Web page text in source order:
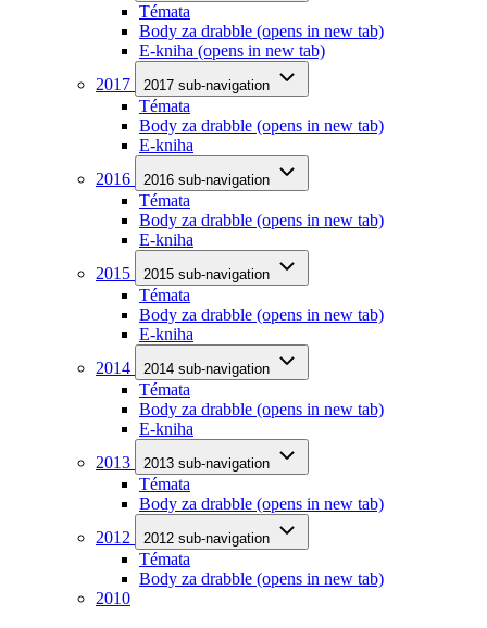
Témata
Body za drabble (opens in new tab)
E-kniha (opens in new tab)
2017
2017 sub-navigation
Témata
Body za drabble (opens in new tab)
E-kniha
2016
2016 sub-navigation
Témata
Body za drabble (opens in new tab)
E-kniha
2015
2015 sub-navigation
Témata
Body za drabble (opens in new tab)
E-kniha
2014
2014 sub-navigation
Témata
Body za drabble (opens in new tab)
E-kniha
2013
2013 sub-navigation
Témata
Body za drabble (opens in new tab)
2012
2012 sub-navigation
Témata
Body za drabble (opens in new tab)
2010